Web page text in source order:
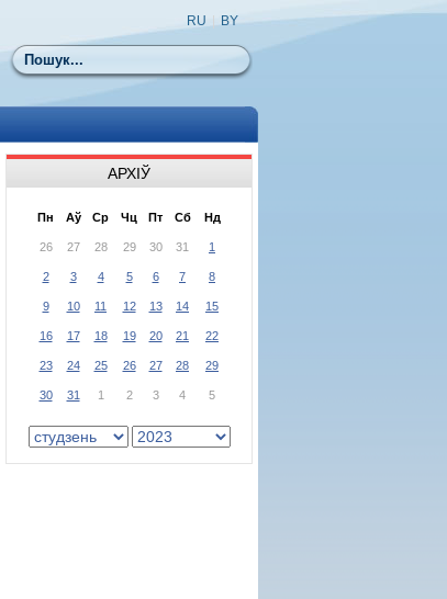
Пошук
RU BY
АРХІЎ
Пн Аў Ср Чц Пт Сб Нд
26 27 28 29 30 31 1
2 3 4 5 6 7 8
9 10 11 12 13 14 15
16 17 18 19 20 21 22
23 24 25 26 27 28 29
30 31 1 2 3 4 5